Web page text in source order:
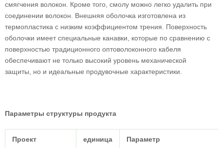
смягчения волокон. Кроме того, смолу можно легко удалить при
соединении волокон. Внешняя оболочка изготовлена ​​из
термопластика с низким коэффициентом трения. Поверхность
оболочки имеет специальные канавки, которые по сравнению с
поверхностью традиционного оптоволоконного кабеля
обеспечивают не только высокий уровень механической
защиты, но и идеальные продувочные характеристики.
Параметры структуры продукта
Проект единица Параметр